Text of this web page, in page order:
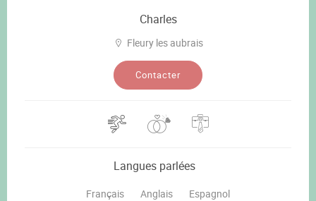
Charles
Fleury les aubrais
Contacter
Langues parlées
Français Anglais Espagnol